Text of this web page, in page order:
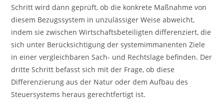
Schritt wird dann geprüft, ob die konkrete Maßnahme von
diesem Bezugssystem in unzulässiger Weise abweicht,
indem sie zwischen Wirtschaftsbeteiligten differenziert, die
sich unter Berücksichtigung der systemimmanenten Ziele
in einer vergleichbaren Sach- und Rechtslage befinden. Der
dritte Schritt befasst sich mit der Frage, ob diese
Differenzierung aus der Natur oder dem Aufbau des
Steuersystems heraus gerechtfertigt ist.